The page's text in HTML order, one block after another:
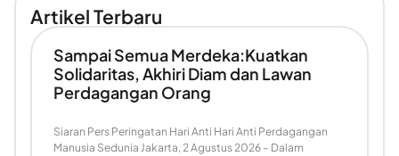
Artikel Terbaru
Sampai Semua Merdeka:Kuatkan
Solidaritas, Akhiri Diam dan Lawan
Perdagangan Orang
Siaran Pers Peringatan Hari Anti Hari Anti Perdagangan
Manusia Sedunia Jakarta, 2 Agustus 2026 – Dalam